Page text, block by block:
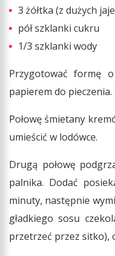
3 żółtka (z dużych
pół szklanki cukru
1/3 szklanki wody
Przygotować formę
papierem do pieczenia.
Połowę śmietany
umieścić w lodówce.
Drugą połowę
palnika. Dodać
minuty, następnie
gładkiego sosu
przetrzeć przez sitko),